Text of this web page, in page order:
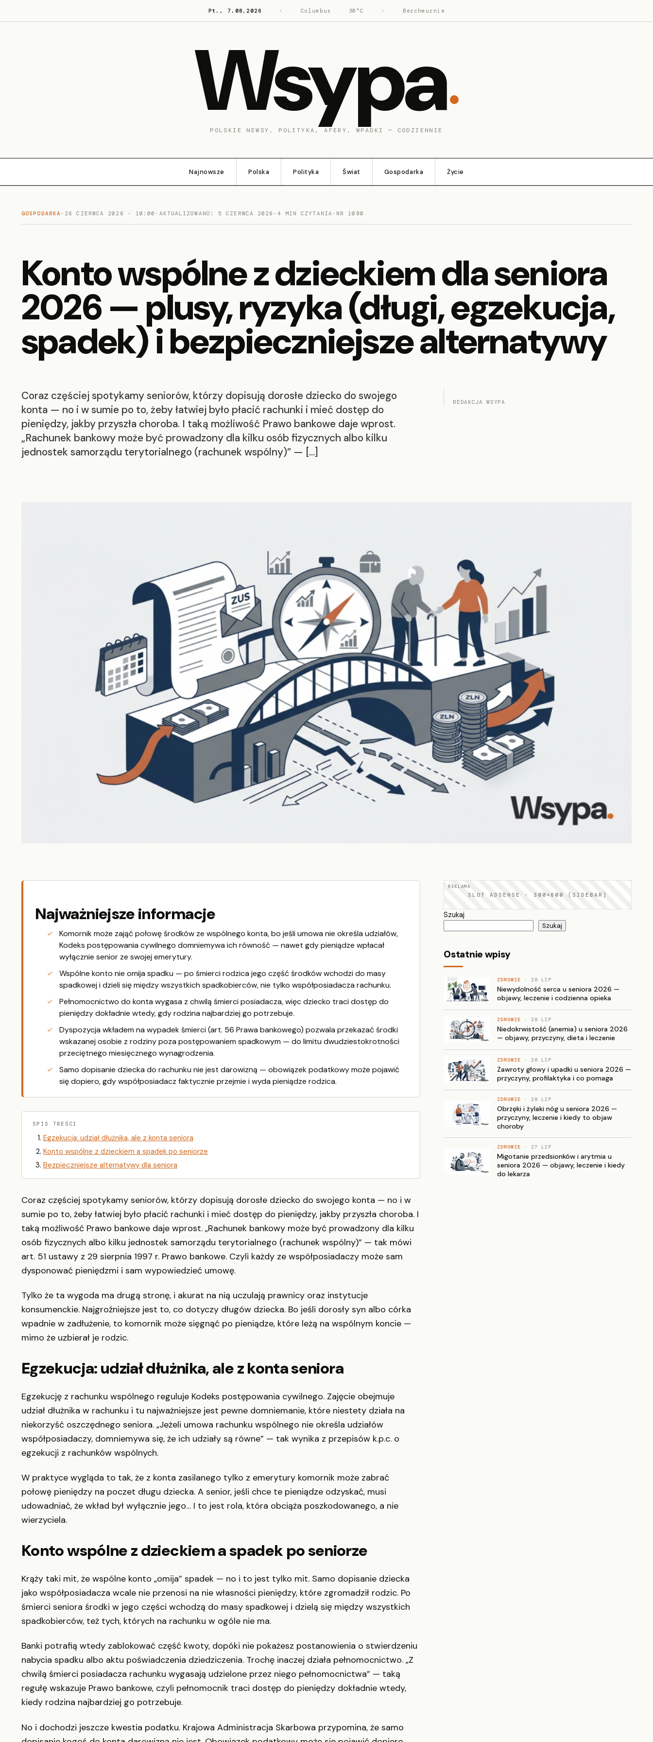
Pt., 7.08.2026 · Columbus 30°C · Bezchmurnie
Wsypa
POLSKIE NEWSY, POLITYKA, AFERY, WPADKI — CODZIENNIE
Najnowsze Polska Polityka Świat Gospodarka Życie
GOSPODARKA · 26 CZERWCA 2026 · 10:00 · AKTUALIZOWANO: 5 CZERWCA 2026 · 4 MIN CZYTANIA · NR 1080
Konto wspólne z dzieckiem dla seniora
2026 — plusy, ryzyka (długi, egzekucja,
spadek) i bezpieczniejsze alternatywy
Coraz częściej spotykamy seniorów, którzy dopisują dorosłe dziecko do swojego
konta — no i w sumie po to, żeby łatwiej było płacić rachunki i mieć dostęp do
pieniędzy, jakby przyszła choroba. I taką możliwość Prawo bankowe daje wprost.
„Rachunek bankowy może być prowadzony dla kilku osób fizycznych albo kilku
jednostek samorządu terytorialnego (rachunek wspólny)” — […]
REDAKCJA WSYPA
Najważniejsze informacje
Komornik może zająć połowę środków ze wspólnego konta, bo jeśli umowa nie określa udziałów,
Kodeks postępowania cywilnego domniemywa ich równość — nawet gdy pieniądze wpłacał
wyłącznie senior ze swojej emerytury.
Wspólne konto nie omija spadku — po śmierci rodzica jego część środków wchodzi do masy
spadkowej i dzieli się między wszystkich spadkobierców, nie tylko współposiadacza rachunku.
Pełnomocnictwo do konta wygasa z chwilą śmierci posiadacza, więc dziecko traci dostęp do
pieniędzy dokładnie wtedy, gdy rodzina najbardziej go potrzebuje.
Dyspozycja wkładem na wypadek śmierci (art. 56 Prawa bankowego) pozwala przekazać środki
wskazanej osobie z rodziny poza postępowaniem spadkowym — do limitu dwudziestokrotności
przeciętnego miesięcznego wynagrodzenia.
Samo dopisanie dziecka do rachunku nie jest darowizną — obowiązek podatkowy może pojawić
się dopiero, gdy współposiadacz faktycznie przejmie i wyda pieniądze rodzica.
SPIS TREŚCI
Egzekucja: udział dłużnika, ale z konta seniora
Konto wspólne z dzieckiem a spadek po seniorze
Bezpieczniejsze alternatywy dla seniora
Coraz częściej spotykamy seniorów, którzy dopisują dorosłe dziecko do swojego konta — no i w
sumie po to, żeby łatwiej było płacić rachunki i mieć dostęp do pieniędzy, jakby przyszła choroba. I
taką możliwość Prawo bankowe daje wprost. „Rachunek bankowy może być prowadzony dla kilku
osób fizycznych albo kilku jednostek samorządu terytorialnego (rachunek wspólny)” — tak mówi
art. 51 ustawy z 29 sierpnia 1997 r. Prawo bankowe. Czyli każdy ze współposiadaczy może sam
dysponować pieniędzmi i sam wypowiedzieć umowę.
Tylko że ta wygoda ma drugą stronę, i akurat na nią uczulają prawnicy oraz instytucje
konsumenckie. Najgroźniejsze jest to, co dotyczy długów dziecka. Bo jeśli dorosły syn albo córka
wpadnie w zadłużenie, to komornik może sięgnąć po pieniądze, które leżą na wspólnym koncie —
mimo że uzbierał je rodzic.
Egzekucja: udział dłużnika, ale z konta seniora
Egzekucję z rachunku wspólnego reguluje Kodeks postępowania cywilnego. Zajęcie obejmuje
udział dłużnika w rachunku i tu najważniejsze jest pewne domniemanie, które niestety działa na
niekorzyść oszczędnego seniora. „Jeżeli umowa rachunku wspólnego nie określa udziałów
współposiadaczy, domniemywa się, że ich udziały są równe” — tak wynika z przepisów k.p.c. o
egzekucji z rachunków wspólnych.
W praktyce wygląda to tak, że z konta zasilanego tylko z emerytury komornik może zabrać
połowę pieniędzy na poczet długu dziecka. A senior, jeśli chce te pieniądze odzyskać, musi
udowadniać, że wkład był wyłącznie jego… I to jest rola, która obciąża poszkodowanego, a nie
wierzyciela.
Konto wspólne z dzieckiem a spadek po seniorze
Krąży taki mit, że wspólne konto „omija” spadek — no i to jest tylko mit. Samo dopisanie dziecka
jako współposiadacza wcale nie przenosi na nie własności pieniędzy, które zgromadził rodzic. Po
śmierci seniora środki w jego części wchodzą do masy spadkowej i dzielą się między wszystkich
spadkobierców, też tych, których na rachunku w ogóle nie ma.
Banki potrafią wtedy zablokować część kwoty, dopóki nie pokażesz postanowienia o stwierdzeniu
nabycia spadku albo aktu poświadczenia dziedziczenia. Trochę inaczej działa pełnomocnictwo. „Z
chwilą śmierci posiadacza rachunku wygasają udzielone przez niego pełnomocnictwa” — taką
regułę wskazuje Prawo bankowe, czyli pełnomocnik traci dostęp do pieniędzy dokładnie wtedy,
kiedy rodzina najbardziej go potrzebuje.
No i dochodzi jeszcze kwestia podatku. Krajowa Administracja Skarbowa przypomina, że samo
SLOT ADSENSE · 300×600 (SIDEBAR)
Szukaj
Szukaj
Ostatnie wpisy
ZDROWIE · 28 LIP
Niewydolność serca u seniora 2026 —
objawy, leczenie i codzienna opieka
ZDROWIE · 28 LIP
Niedokrwistość (anemia) u seniora 2026
— objawy, przyczyny, dieta i leczenie
ZDROWIE · 28 LIP
Zawroty głowy i upadki u seniora 2026 —
przyczyny, profilaktyka i co pomaga
ZDROWIE · 28 LIP
Obrzęki i żylaki nóg u seniora 2026 —
przyczyny, leczenie i kiedy to objaw
choroby
ZDROWIE · 27 LIP
Migotanie przedsionków i arytmia u
seniora 2026 — objawy, leczenie i kiedy
do lekarza